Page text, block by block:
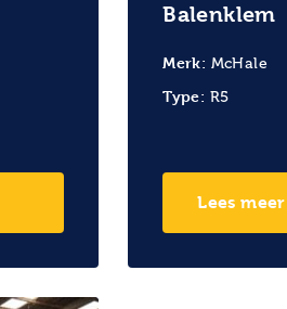
Balenklem
Merk: McHale
Type: R5
Lees meer